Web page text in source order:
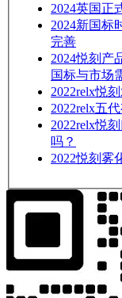
2024英国正
2024新国标
完善
2024悦刻产
国标与市场
2022relx悦
2022relx五
2022relx悦
吗？
2022悦刻雾